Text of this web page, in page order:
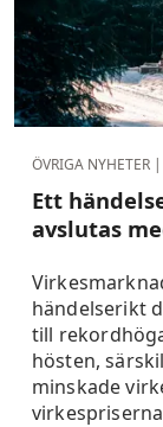
ÖVRIGA NYHETER |
Ett
avslutas
händelserikt
till
hösten,
minskade